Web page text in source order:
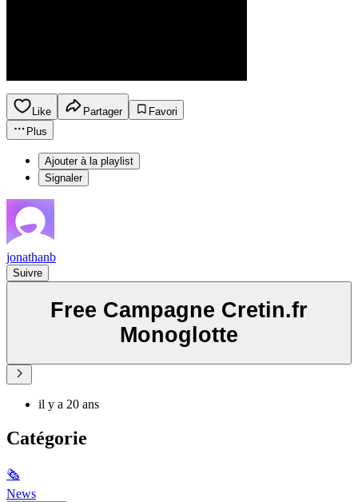
Like Partager
Favori
Plus
Ajouter à la playlist
Signaler
jonathanb
Suivre
Free Campagne Cretin.fr
Monoglotte
il y a 20 ans
Catégorie
🗞
News